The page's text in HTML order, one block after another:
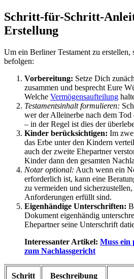
Schritt-für-Schritt-
Erstellung
Um ein Berliner Testament zu
befolgen:
Vorbereitung: Setze Dich
zusammen und besprecht Eure
Welche Vermögensaufteilung
Testamentsinhalt formulieren:
wer der Alleinerbe nach dem Tod
– in der Regel ist dies der
Kinder berücksichtigen: Im
das Erbe unter den Kindern
auch der zweite Ehepartner
Kinder dann den gesamten
Notar optional: Auch wenn ein
erforderlich ist, kann eine
zu vermeiden und
Anforderungen erfüllt sind.
Eigenhändige Unterschriften:
Dokument eigenhändig
Ehepartner seine Unterschrift
Interessanter Artikel: Muss ein
zum Nachlassgericht
Schritt Beschreibung